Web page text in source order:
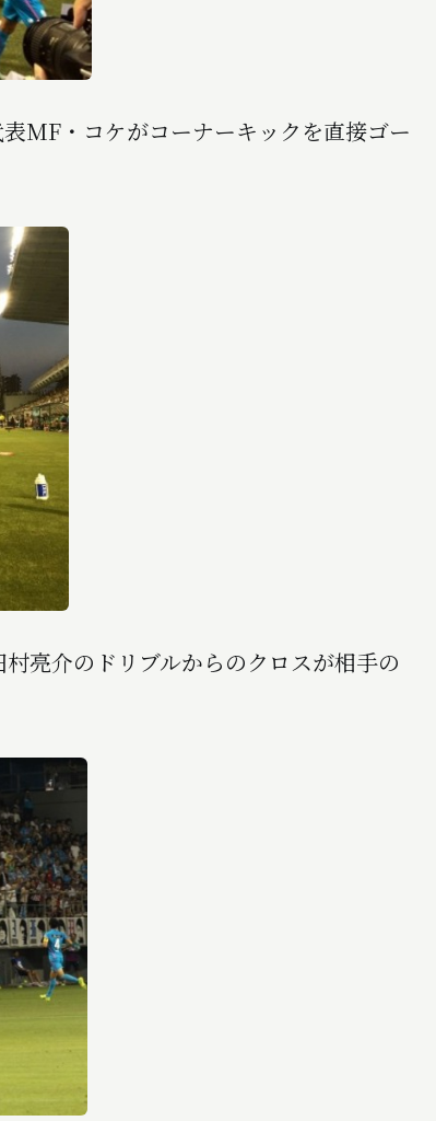
MF・コケがコーナーキックを直接ゴー
亮介のドリブルからのクロスが相手の